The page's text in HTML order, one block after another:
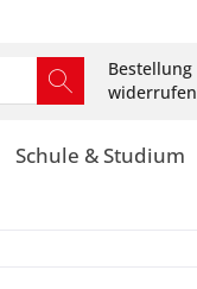
Bestellung
widerrufen
Schule & Studium